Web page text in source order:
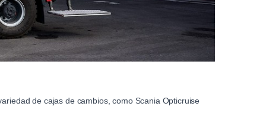
de cajas de cambios, como Scania Opticruise